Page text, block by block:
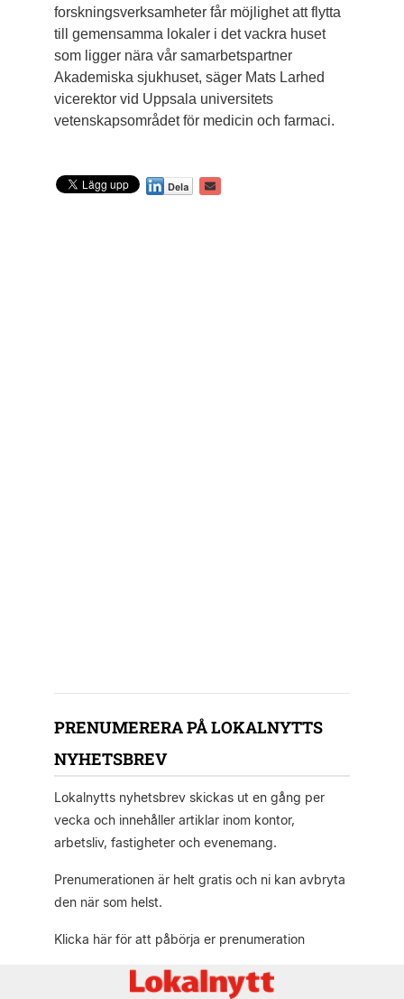
forskningsverksamheter får möjlighet att flytta
till gemensamma lokaler i det vackra huset
som ligger nära vår samarbetspartner
Akademiska sjukhuset, säger Mats Larhed
vicerektor vid Uppsala universitets
vetenskapsområdet för medicin och farmaci.
PRENUMERERA PÅ LOKALNYTTS
NYHETSBREV
Lokalnytts nyhetsbrev skickas ut en gång per
vecka och innehåller artiklar inom kontor,
arbetsliv, fastigheter och evenemang.
Prenumerationen är helt gratis och ni kan avbryta
den när som helst.
Klicka här för att påbörja er prenumeration